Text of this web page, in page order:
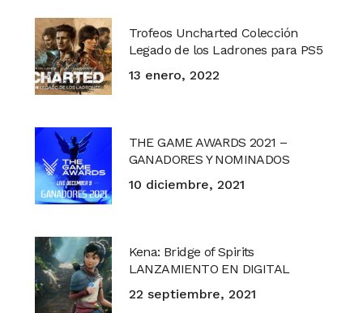
Trofeos Uncharted Colección
Legado de los Ladrones para PS5
13 enero, 2022
THE GAME AWARDS 2021 –
GANADORES Y NOMINADOS
10 diciembre, 2021
Kena: Bridge of Spirits
LANZAMIENTO EN DIGITAL
22 septiembre, 2021